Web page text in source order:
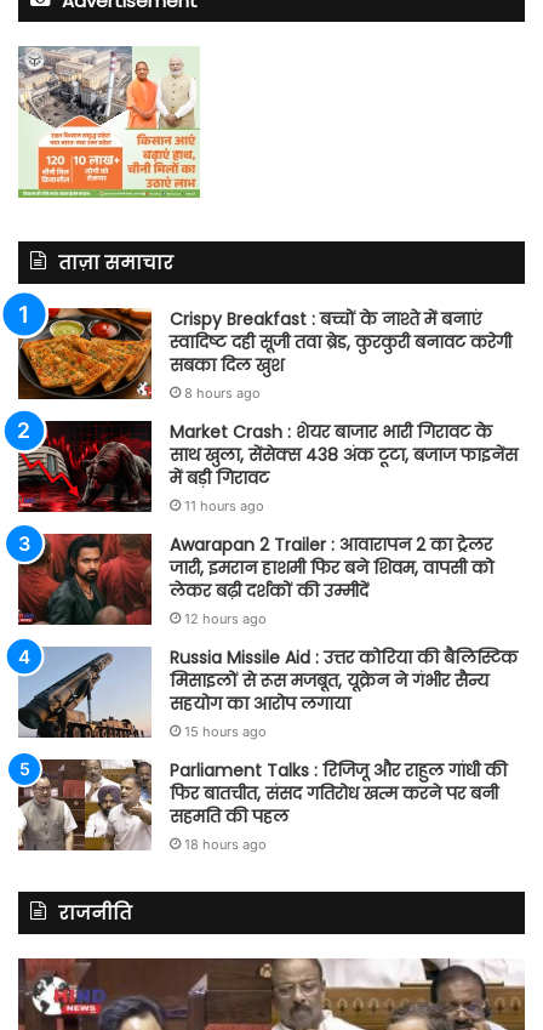
ताज़ा समाचार
Crispy Breakfast : बच्चों के नाश्ते में बनाएं
स्वादिष्ट दही सूजी तवा ब्रेड, कुरकुरी बनावट करेगी
सबका दिल खुश
8 hours ago
Market Crash : शेयर बाजार भारी गिरावट के
साथ खुला, सेंसेक्स 438 अंक टूटा, बजाज फाइनेंस
में बड़ी गिरावट
11 hours ago
Awarapan 2 Trailer : आवारापन 2 का ट्रेलर
जारी, इमरान हाशमी फिर बने शिवम, वापसी को
लेकर बढ़ी दर्शकों की उम्मीदें
12 hours ago
Russia Missile Aid : उत्तर कोरिया की बैलिस्टिक
मिसाइलों से रूस मजबूत, यूक्रेन ने गंभीर सैन्य
सहयोग का आरोप लगाया
15 hours ago
Parliament Talks : रिजिजू और राहुल गांधी की
फिर बातचीत, संसद गतिरोध खत्म करने पर बनी
सहमति की पहल
18 hours ago
राजनीति